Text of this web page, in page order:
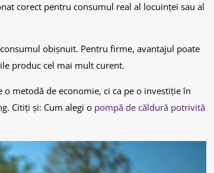
corect pentru consumul real al locuinței sau al
obișnuit. Pentru firme, avantajul poate
produc cel mai mult curent.
metodă de economie, ci ca pe o investiție în
Citiți și: Cum alegi o pompă de căldură potrivită